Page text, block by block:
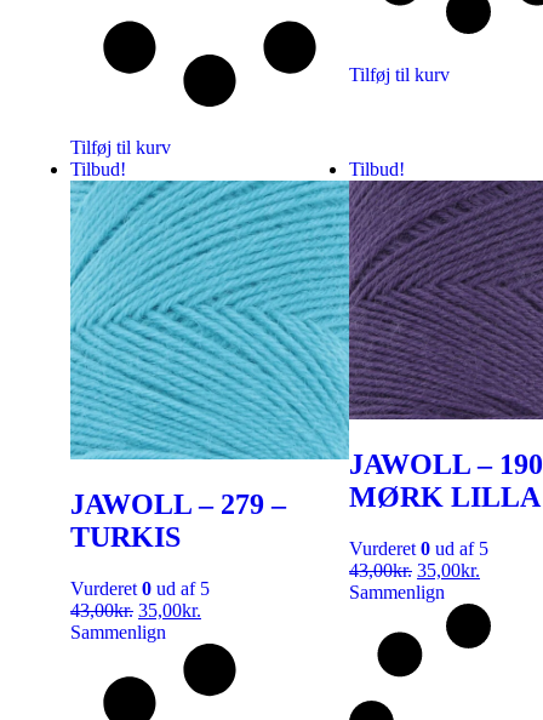
Tilføj til kurv
Tilføj til kurv
Tilbud!
JAWOLL – 279 –
TURKIS
Vurderet 0 ud af 5
43,00kr. 35,00kr.
Sammenlign
Tilbud!
JAWOLL –
MØRK LILLA
Vurderet 0 ud af 5
43,00kr. 35,00kr.
Sammenlign